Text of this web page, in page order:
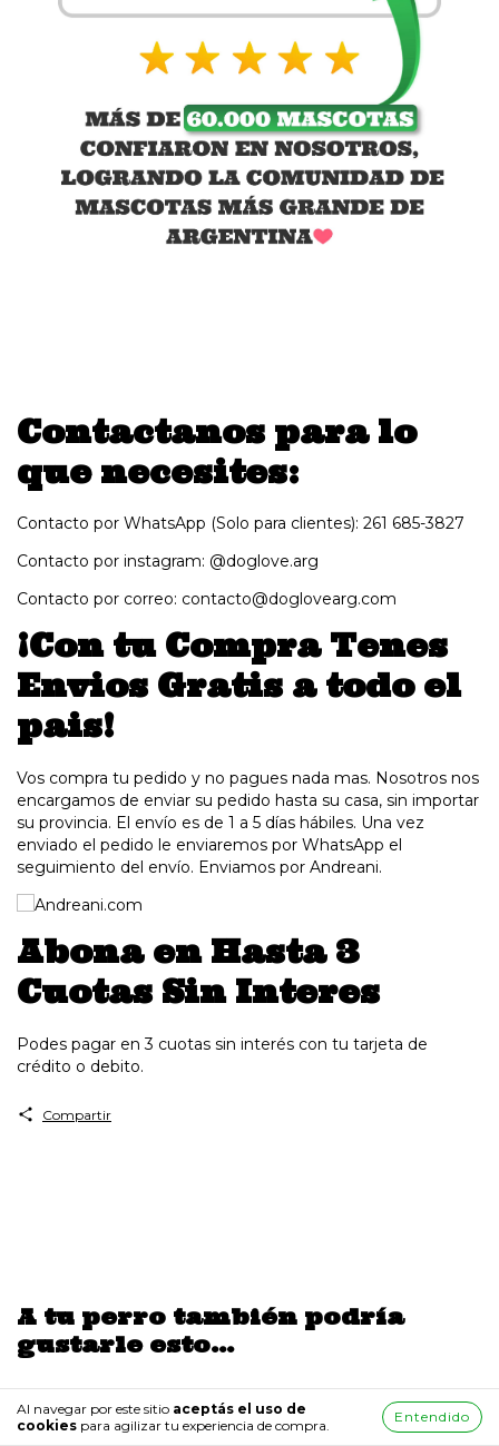
Al navegar por este sitio aceptás el uso de
cookies para agilizar tu experiencia de compra.
Entendido
Contactanos para lo
que necesites:
Contacto por WhatsApp (Solo para clientes): 261 685-3827
Contacto por instagram: @doglove.arg
Contacto por correo: contacto@doglovearg.com
¡Con tu Compra Tenes
Envios Gratis a todo el
pais!
Vos compra tu pedido y no pagues nada mas. Nosotros nos
encargamos de enviar su pedido hasta su casa, sin importar
su provincia. El envío es de 1 a 5 días hábiles. Una vez
enviado el pedido le enviaremos por WhatsApp el
seguimiento del envío. Enviamos por Andreani.
Abona en Hasta 3
Cuotas Sin Interes
Podes pagar en 3 cuotas sin interés con tu tarjeta de
crédito o debito.
Compartir
A tu perro también podría
gustarle esto...